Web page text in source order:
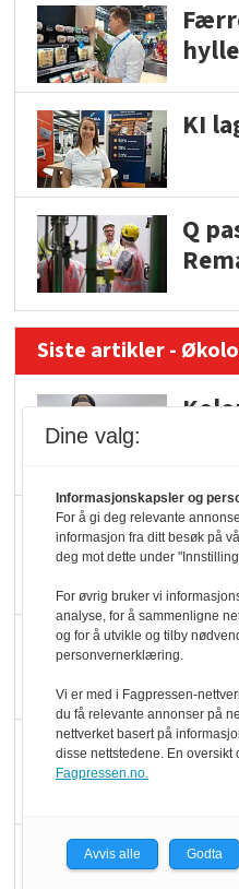
KI
Q
Siste artikler -
Blir
Dine valg:
Informasjonskapsler og
For å gi deg relevante
informasjon fra ditt besøk på
deg mot dette under
For øvrig bruker vi
analyse, for å sammenligne
og for å utvikle og tilby
personvernerklæring.
Vi er med i Fagpressen-
du få relevante annonser på
nettverket basert på
disse nettstedene. En
Fagpressen.no.
Avvis alle Godta